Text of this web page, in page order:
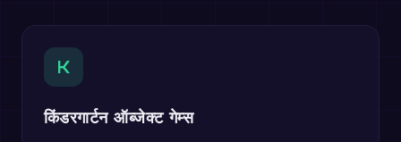
K
किंडरगार्टन ऑब्जेक्ट गेम्स